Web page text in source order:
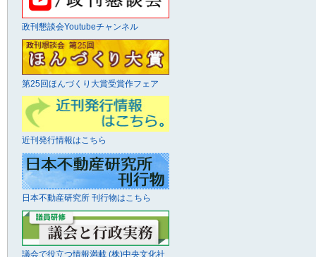
政刊懇談会Youtubeチャンネル
第25回ほんづくり大賞受賞作フェア
近刊発行情報はこちら
日本不動産研究所 刊行物はこちら
議会で役立つ情報満載 (株)中央文化社